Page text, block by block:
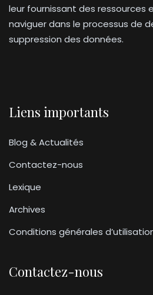
leur fournissant des ressources
naviguer dans le processus de
suppression des données.
Liens importants
Blog & Actualités
Contactez-nous
Lexique
Archives
Conditions générales
Contactez-nous